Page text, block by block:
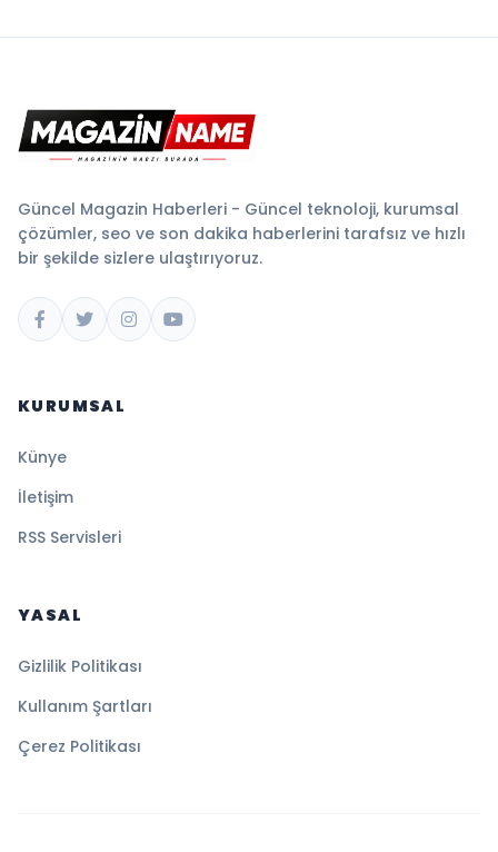
Güncel Magazin Haberleri - Güncel teknoloji, kurumsal
çözümler, seo ve son dakika haberlerini tarafsız ve hızlı
bir şekilde sizlere ulaştırıyoruz.
KURUMSAL
Künye
İletişim
RSS Servisleri
YASAL
Gizlilik Politikası
Kullanım Şartları
Çerez Politikası